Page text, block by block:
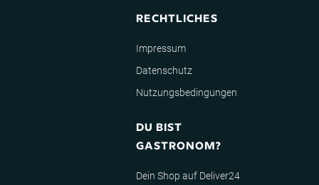
RECHTLICHES
Impressum
Datenschutz
Nutzungsbedingungen
DU BIST
GASTRONOM?
Dein Shop auf Deliver24